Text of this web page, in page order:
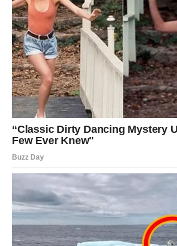
promene posao, mesto stanovanja ili
želite da pristajete na manje od onoga
Kraj juna donosi veoma važnu vest
budućnost.
Jarac
Jarčevi će tokom juna konačno osetiti
težine i pritiska polako ostaje iza vas, a
otvara potpuno novo poglavlje.
Emotivno dolazi trenutak istine. Neko
osećanja koja dugo skriva. Taj
potpuno da promeni vaš pogled na